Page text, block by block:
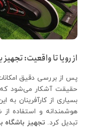
از رویا تا واقعیت:
پس از بررسی دقیق
حقیقت آشکار می‌شود که
بسیاری از کارآفرینان
هوشمندانه و استفاده از
تبدیل کرد. تجهیز باشگاه